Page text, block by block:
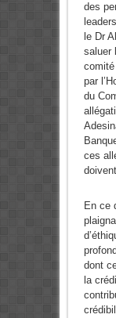
des
le Dr
saluer
comité
par
du
ces
En ce
dont
la